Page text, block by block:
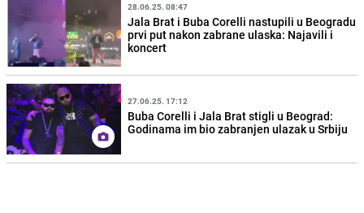
28.06.25. 08:47
Jala Brat i Buba Corelli nastupili u Beogradu
prvi put nakon zabrane ulaska: Najavili i
koncert
27.06.25. 17:12
Buba Corelli i Jala Brat stigli u Beograd:
Godinama im bio zabranjen ulazak u Srbiju